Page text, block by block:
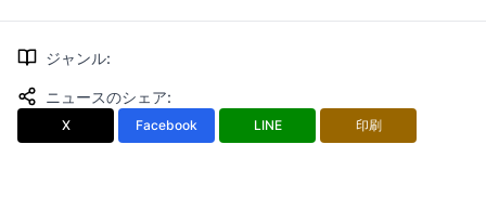
ジャンル:
ニュースのシェア:
X Facebook LINE 印刷